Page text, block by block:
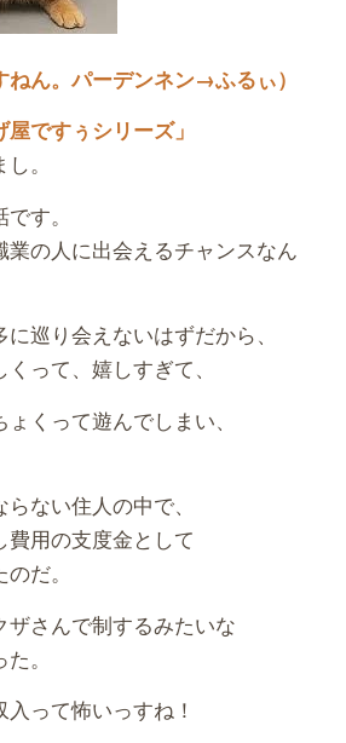
ねん。パーデンネン→ふるぃ）
ですぅシリーズ」
。
す。
業の人に出会えるチャンスなん
巡り会えないはずだから、
って、嬉しすぎて、
くって遊んでしまい、
ない住人の中で、
用の支度金として
だ。
ザさんで制するみたいな
。
って怖いっすね！